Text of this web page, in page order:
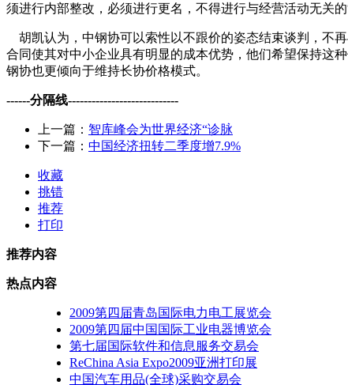
须进行内部整改，必须进行更名，不得进行与经营活动无关的
胡凯认为，中钢协可以索性以不跟价的姿态结束谈判，不
合同使其对中小企业具有明显的成本优势，他们希望保持这
钢协也更倾向于维持长协价格模式。
------分隔线----------------------------
上一篇： 智库峰会为世界经济“诊脉
下一篇： 中国经济扭转二季度增7.9%
收藏
挑错
推荐
打印
推荐内容
热点内容
2009第四届青岛国际电力电工展览会
2009第四届中国国际工业电器博览会
第七届国际软件和信息服务交易会
ReChina Asia Expo2009亚洲打印展
中国汽车用品(全球)采购交易会